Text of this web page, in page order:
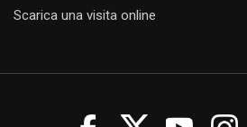
Scarica una visita online